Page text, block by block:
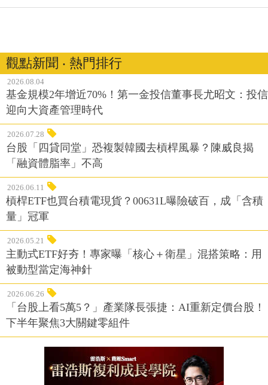
觀點新聞 ‧ 熱門排行
2026.08.04
基金規模2年增近70%！第一金投信董事長尤昭文：投信
迎向大資產管理時代
2026.07.28
台股「四貸同堂」恐複製韓國去槓桿風暴？陳威良揭
「融資體脂率」不高
2026.06.11
槓桿ETF也買台積電現貨？00631L曝險破百，成「含積
量」冠軍
2026.05.21
主動式ETF好夯！專家曝「核心＋衛星」混搭策略：用
被動型當定海神針
2026.06.26
「台股上看5萬5？」產業隊長張捷：AI重新定價台股！
下半年聚焦3大關鍵零組件